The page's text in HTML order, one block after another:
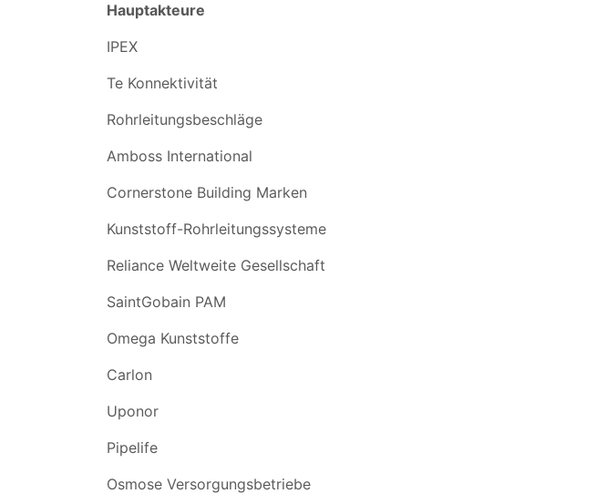
Hauptakteure
IPEX
Te Konnektivität
Rohrleitungsbeschläge
Amboss International
Cornerstone Building Marken
Kunststoff-Rohrleitungssysteme
Reliance Weltweite Gesellschaft
SaintGobain PAM
Omega Kunststoffe
Carlon
Uponor
Pipelife
Osmose Versorgungsbetriebe